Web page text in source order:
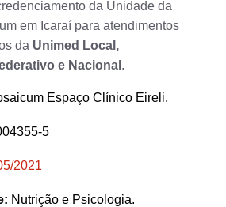
da Unidade da
em Icaraí para atendimentos
da Unimed Local,
e Nacional .
Espaço Clínico Eireli.
5
2021
Nutrição e Psicologia.